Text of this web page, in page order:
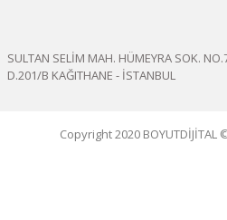
SULTAN SELİM MAH. HÜMEYRA SOK.
D.201/B KAĞITHANE - İSTANBUL
Copyright 2020 BOYUTDİJİTAL